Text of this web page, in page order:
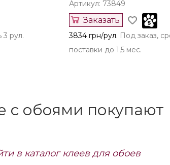
3 рул.
Артикул: 73849
Заказать
3834 грн/рул. Под заказ,
поставки до 1,5 мес.
с обоями покупают
в каталог клеев для обоев